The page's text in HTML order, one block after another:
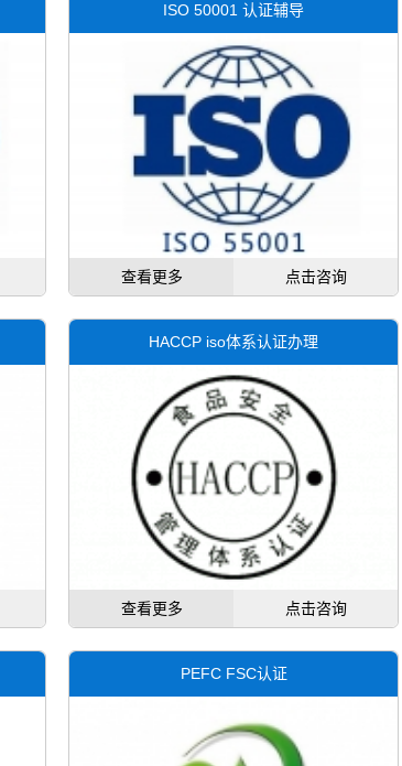
ISO 50001 认证辅导
查看更多 点击咨询
HACCP iso体系认证办理
查看更多 点击咨询
PEFC FSC认证